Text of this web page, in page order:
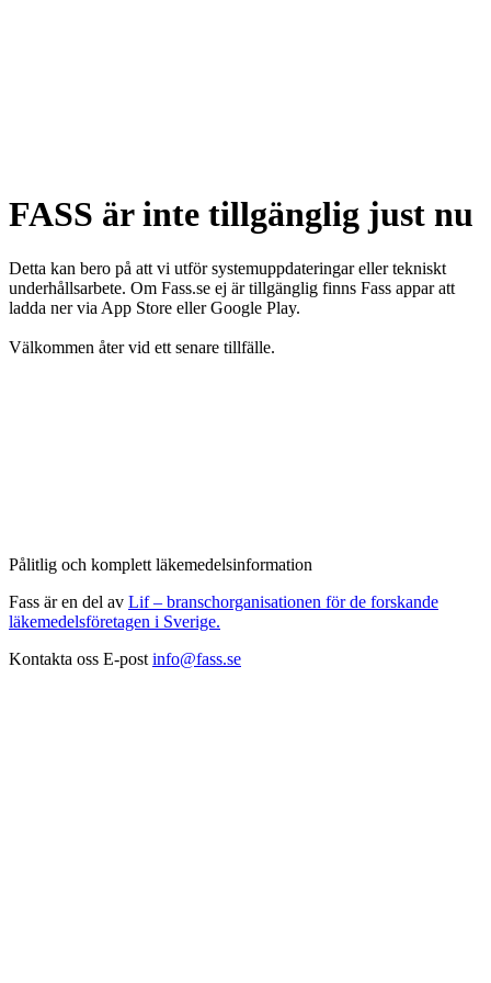
FASS är inte tillgänglig just nu
Detta kan bero på att vi utför systemuppdateringar eller tekniskt
underhållsarbete. Om Fass.se ej är tillgänglig finns Fass appar att
ladda ner via App Store eller Google Play.
Välkommen åter vid ett senare tillfälle.
Pålitlig och komplett läkemedelsinformation
Fass är en del av Lif – branschorganisationen för de forskande
läkemedelsföretagen i Sverige.
Kontakta oss E-post info@fass.se